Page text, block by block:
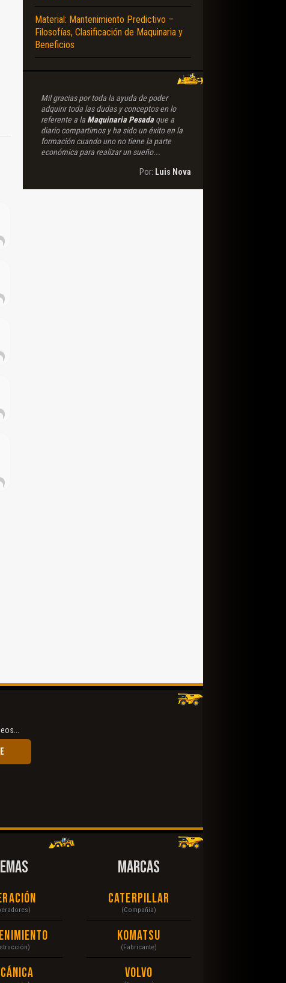
Material: Mantenimiento Predictivo –
Filosofías, Clasificación de Maquinaria y
Beneficios
Mil gracias por toda la ayuda de poder
adquirir toda las dudas y conceptos en lo
referente a la Maquinaria Pesadaque a
diario compartimos y ha sido un éxito en la
formación cuando uno no tiene la parte
económica para realizar un sueño...
Por: Luis Nova
MARCAS
Caterpillar
(Compañia)
Komatsu
(Fabricante)
Volvo